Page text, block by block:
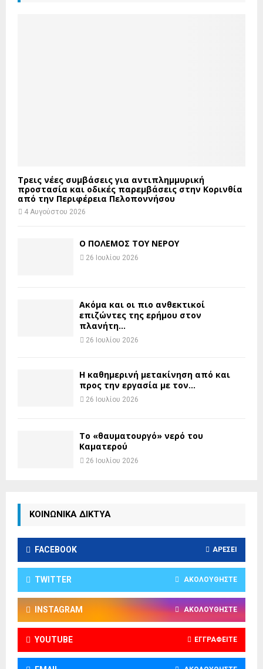
Τρεις νέες συμβάσεις για αντιπλημμυρική
προστασία και οδικές παρεμβάσεις στην Κορινθία
από την Περιφέρεια Πελοποννήσου
4 Αυγούστου 2026
Ο ΠΟΛΕΜΟΣ ΤΟΥ ΝΕΡΟΥ
26 Ιουλίου 2026
Ακόμα και οι πιο ανθεκτικοί
επιζώντες της ερήμου στον
πλανήτη...
26 Ιουλίου 2026
H καθημερινή μετακίνηση από και
προς την εργασία με τον...
26 Ιουλίου 2026
Το «θαυματουργό» νερό του
Καματερού
26 Ιουλίου 2026
ΚΟΙΝΩΝΙΚΑ ΔΙΚΤΥΑ
FACEBOOK ΑΡΈΣΕΙ
TWITTER ΑΚΟΛΟΥΘΉΣΤΕ
INSTAGRAM ΑΚΟΛΟΥΘΉΣΤΕ
YOUTUBE ΕΓΓΡΑΦΕΊΤΕ